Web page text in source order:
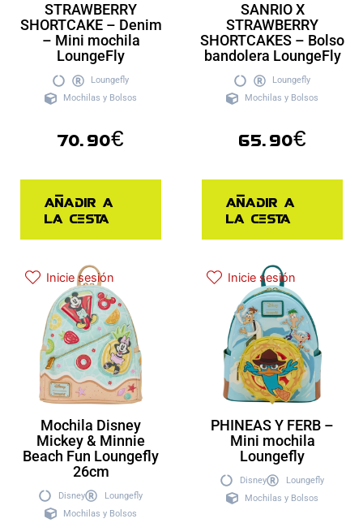
STRAWBERRY
SHORTCAKE – Denim
– Mini mochila
LoungeFly
Loungefly
Mochilas y Bolsos
70.90€
Añadir a
la cesta
SANRIO X
STRAWBERRY
SHORTCAKES – Bolso
bandolera LoungeFly
Loungefly
Mochilas y Bolsos
65.90€
Añadir a
la cesta
Inicie sesión
Mochila Disney
Mickey & Minnie
Beach Fun Loungefly
26cm
Disney
Loungefly
Mochilas y Bolsos
Inicie sesión
PHINEAS Y FERB –
Mini mochila
Loungefly
Disney
Loungefly
Mochilas y Bolsos